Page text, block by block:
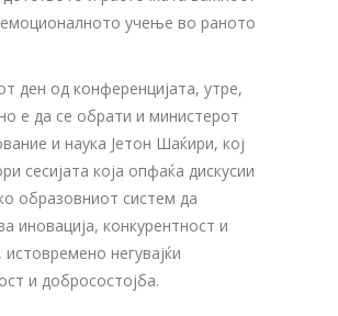
учење во раното
ден од конференцијата, утре,
е да се обрати и министерот
и наука Јетон Шаќири, кој
сесијата која опфаќа дискусии
образовниот систем да
иновација, конкурентност и
истовремено негувајќи
и добросостојба.